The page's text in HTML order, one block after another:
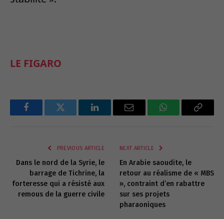
LE FIGARO
FacebookTwitter LinkedInEmail WhatsAppCopy
PREVIOUS ARTICLE
Dans le nord de la Syrie, le
barrage de Tichrine, la
forteresse qui a résisté aux
remous de la guerre civile
NEXT ARTICLE
En Arabie saoudite, le
retour au réalisme de « MBS
», contraint d’en rabattre
sur ses projets
pharaoniques